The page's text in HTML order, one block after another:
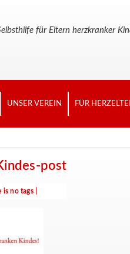
für Eltern herzkranker
UNSER VEREIN FÜR
post
is no tags